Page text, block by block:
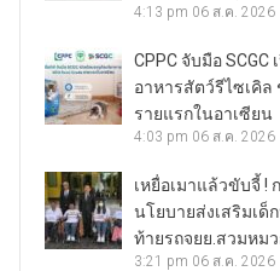
4:13 pm 06 ส.ค. 2026
CPPC จับมือ
อาหารสัตว์รีไซเคิล
รายแรกในอาเซียน
4:03 pm 06 ส.ค. 2026
เหยื่อเมาแล้วขับจี้ !
นโยบายส่งเสริมเ
ท้ายรถจยย.สวมหม
3:21 pm 06 ส.ค. 2026